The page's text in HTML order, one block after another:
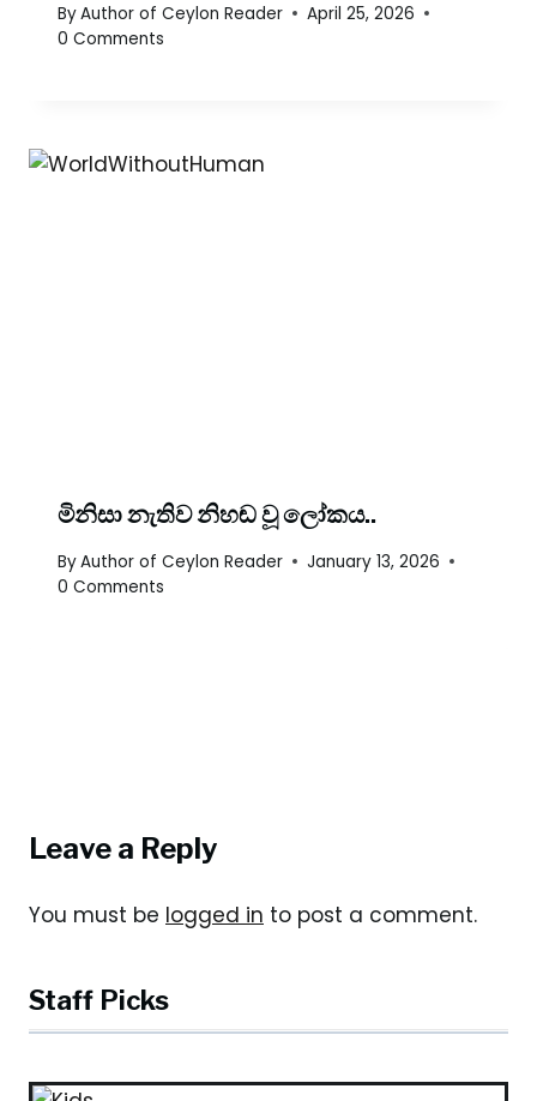
ByAuthor of Ceylon Reader
April 25, 2026
0 Comments
මිනිසා නැතිව නිහඬ වූ ලෝකය..
ByAuthor of Ceylon Reader
January 13, 2026
0 Comments
Leave a Reply
You must be logged in to post a comment.
Staff Picks